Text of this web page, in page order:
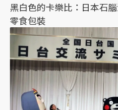
黑白色的卡樂比：日本石
零食包裝